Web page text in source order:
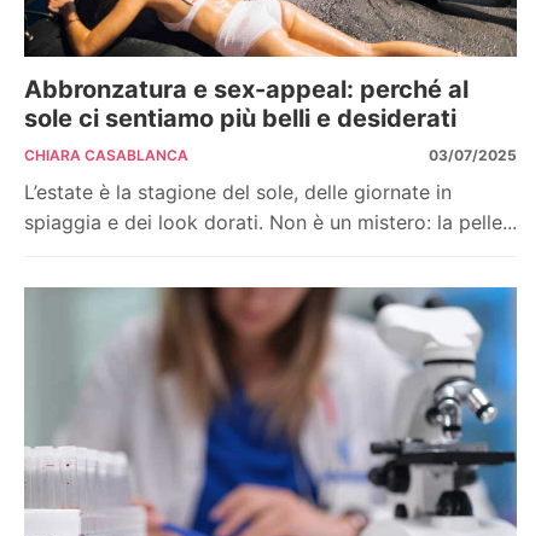
Abbronzatura e sex-appeal: perché al
sole ci sentiamo più belli e desiderati
CHIARA CASABLANCA 03/07/2025
L’estate è la stagione del sole, delle giornate in
spiaggia e dei look dorati. Non è un mistero: la pelle...